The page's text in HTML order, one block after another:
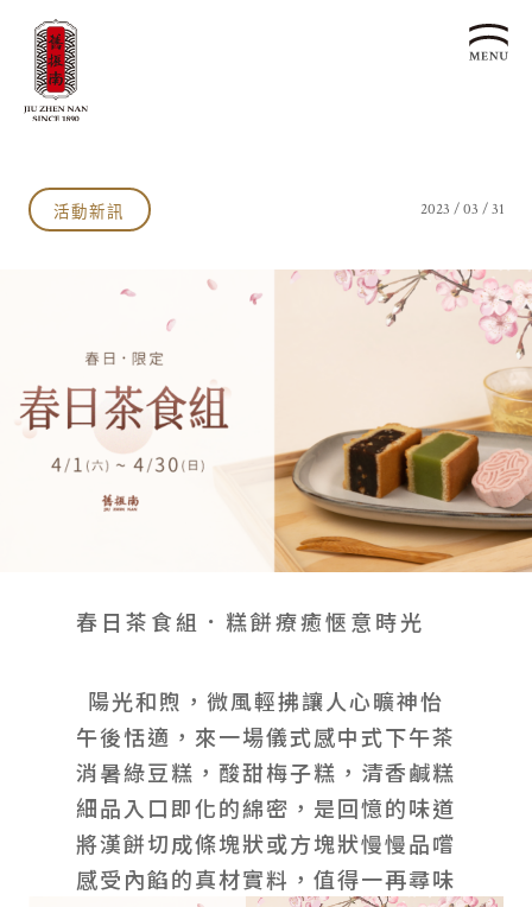
文化生活誌
24節氣文化
漢餅文化館
產品服務
企業客製贈禮區
預約品鑑
喜餅預約
企業永續發展 ESG
永續新聞集
最新消息
聯絡我們
會員禮遇 企業客製
© 2026 JIU ZHEN NAN.CO All rights reserved
Site by 很好設計 Goods Design
活動新訊 2023 / 03 / 31
春日茶食組．糕餅療癒愜意時光
陽光和煦，微風輕拂讓人心曠神怡
午後恬適，來一場儀式感中式下午茶
消暑綠豆糕，酸甜梅子糕，清香鹹糕
細品入口即化的綿密，是回憶的味道
將漢餅切成條塊狀或方塊狀慢慢品嚐
感受內餡的真材實料，值得一再尋味